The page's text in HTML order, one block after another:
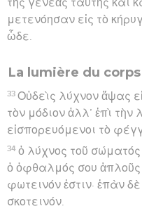
τῆς γενεᾶς ταύτης καὶ
μετενόησαν εἰς τὸ
ὧδε.
La lumière du corps
33 Οὐδεὶς λύχνον ἅψας
τὸν μόδιον ἀλλ’ ἐπὶ τὴν
εἰσπορευόμενοι τὸ
34 ὁ λύχνος τοῦ
ὁ ὀφθαλμός σου
φωτεινόν ἐστιν· ἐπὰν
σκοτεινόν.